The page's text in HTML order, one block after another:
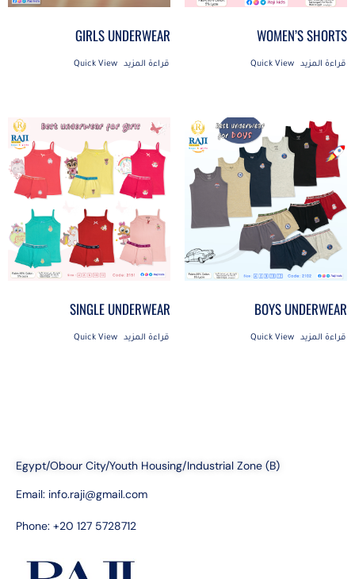
WOMEN’S SHORTS
قراءة المزيد Quick View
GIRLS UNDERWEAR
قراءة المزيد Quick View
BOYS UNDERWEAR
قراءة المزيد Quick View
SINGLE UNDERWEAR
قراءة المزيد Quick View
Egypt/Obour City/Youth Housing/Industrial Zone (B)
Email: info.raji@gmail.com
Phone: +20 127 5728712